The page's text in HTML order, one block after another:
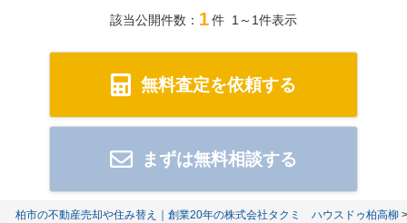
該当公開件数： 1件 1～1件表示
無料査定を依頼する
まずは無料相談する
柏市の不動産売却や住み替え｜創業20年の株式会社タクミ ハウスドゥ柏高柳